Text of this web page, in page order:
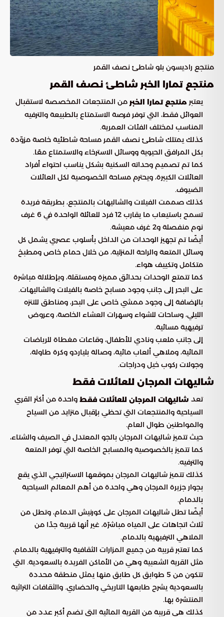
منتجع راديسون بلو شاطئ نصف القمر
منتجع تمارا الخبر شاطئ نصف القمر
يعتبر منتجع تمارا الخبر من المنتجعات المخصصة لاستقبال
العوائل فقط، التي توفر فرصة الاستمتاع بالطبيعة والترفيه
المناسب لمختلف الفئات العمرية.
كذلك يمتلك شاطئ نصف القمر مساحة شاطئية خاصة مزوّدة
بكل المرافق الحيوية ووسائل الاسترخاء والاستمتاع معًا.
كما تم تصميم وحداته السكنية بشكل يناسب احتواء أفراد
العائلات الكبيرة، ويحترم مساحة الخصوصية لكل العائلات
الضيوف.
كذلك صممت الفيلات والشاليهات بالمنتجع، بطريقة فريدة
تسمح باستيعاب ما يقارب 12 فرد للعائلة الواحدة في 6 غرف
نوم منفصلة و2 غرف معيشة.
أيضًا تم تجهيز الوحدات من الداخل بأسلوب عصري يشمل كل
وسائل المتعة والراحة المنزلية، من خلال حمام خاص ومطبخ
متكامل وتكييف هواء.
كما تتمتع الوحدات بحدائق مميزة ومستقلة، وبإطلالة مباشرة
على البحر إلى جانب وجود مسابح خاصة بالفيلات والشاليهات.
بالإضافة إلى وجود ممشي خاص على البحر، ومناطق للتنزه
الليلي، وساحات للشواء وسهرات العشاء الخاصة، وعروض
ترفيهية مسائية.
إلى جانب ملعب ونادي للأطفال، وقاعات مغطاة للرياضات
المائية، وملاهي ألعاب مائية، وصالة بلياردو وكرة طاولة،
وجولات ركوب خيل ودراجات.
شاليهات المرجان للعائلات فقط
تعد شاليهات المرجان للعائلات فقط واحدة من أكثر القري
السياحية والمنتجعات التي تحظي بإقبال متزايد من السياح
والمواطنين طوال العام.
حيث تتميز شاليهات المرجان بالجو المعتدل في الصيف والشتاء،
كما تتميز بالخصوصية والمسابح الخاصة التي توفر المتعة
والترفيه.
كذلك تتميز شاليهات المرجان بموقعها الاستراتيجي الذي يقع
بجوار جزيرة المرجان وهي واحدة من أهم المعالم السياحية
بالدمام.
أيضًا تطل شاليهات المرجان على كورنيش الدمام، وتطل من
ثلاث اتجاهات على المياه مباشرًة، غير أنها قريبة جدًا من
الملاهي الترفيهية بالدمام.
كما تعتبر قريبة من جميع المزارات الثقافية والترفيهية بالدمام،
مثل القرية الشعبية وهي من الأماكن الفريدة بالسعودية. التي
تتكون من 5 طوابق كل طابق منها يمثل منطقة محددة
بالسعودية يشرح طابعها التاريخي والحضاري. والثقافات التراثية
المنتشرة بها.
كذلك هي قريبة من القرية المائية التي تضم أكبر عدد من